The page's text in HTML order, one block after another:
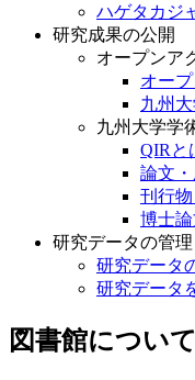
ハゲタカジ
研究成果の公開
オープンア
オー
九州
九州大学学
QIRと
論文
刊行
博士
研究データの管
研究データ
研究データ
図書館について